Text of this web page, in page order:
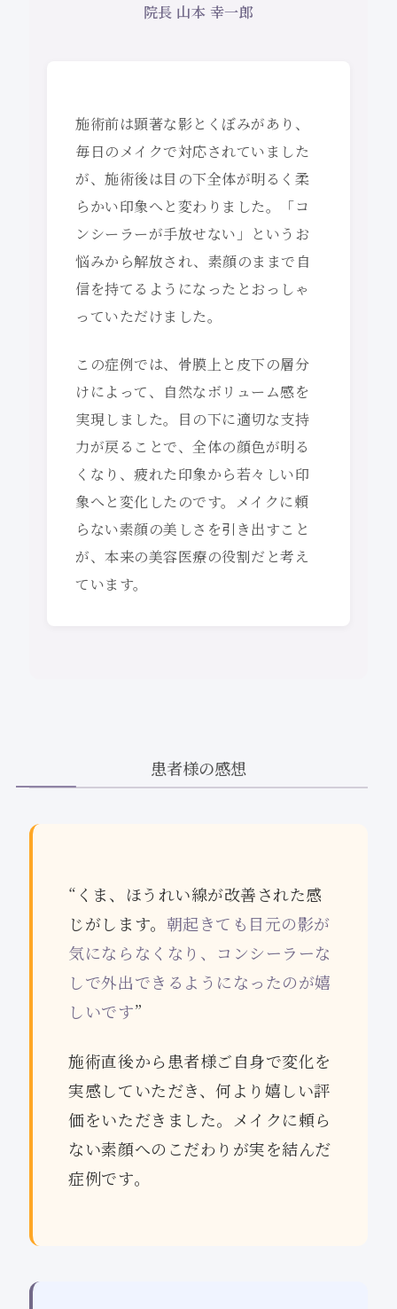
院長 山本 幸一郎
施術前は顕著な影とくぼみがあり、
毎日のメイクで対応されていました
が、施術後は目の下全体が明るく柔
らかい印象へと変わりました。「コ
ンシーラーが手放せない」というお
悩みから解放され、素顔のままで自
信を持てるようになったとおっしゃ
っていただけました。
この症例では、骨膜上と皮下の層分
けによって、自然なボリューム感を
実現しました。目の下に適切な支持
力が戻ることで、全体の顔色が明る
くなり、疲れた印象から若々しい印
象へと変化したのです。メイクに頼
らない素顔の美しさを引き出すこと
が、本来の美容医療の役割だと考え
ています。
患者様の感想
“くま、ほうれい線が改善された感
じがします。 朝起きても目元の影が
気にならなくなり、コンシーラーな
しで外出できるようになったのが嬉
しいです”
施術直後から患者様ご自身で変化を
実感していただき、何より嬉しい評
価をいただきました。メイクに頼ら
ない素顔へのこだわりが実を結んだ
症例です。